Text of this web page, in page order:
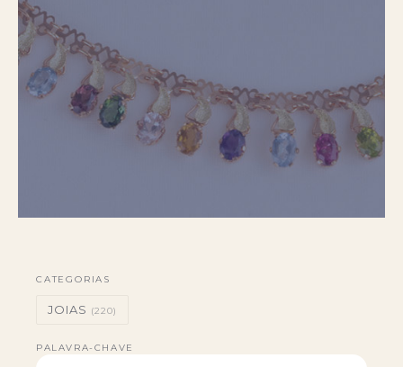
CATEGORIAS
JOIAS (220)
PALAVRA-CHAVE